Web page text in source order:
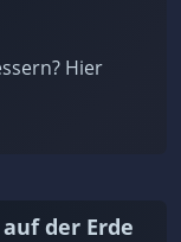
Hier
der Erde